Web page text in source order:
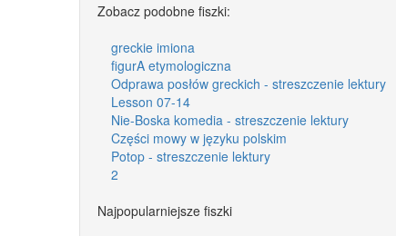
Zobacz podobne fiszki:
greckie imiona
figurA etymologiczna
Odprawa posłów greckich - streszczenie lektury
Lesson 07-14
Nie-Boska komedia - streszczenie lektury
Części mowy w języku polskim
Potop - streszczenie lektury
2
Najpopularniejsze fiszki